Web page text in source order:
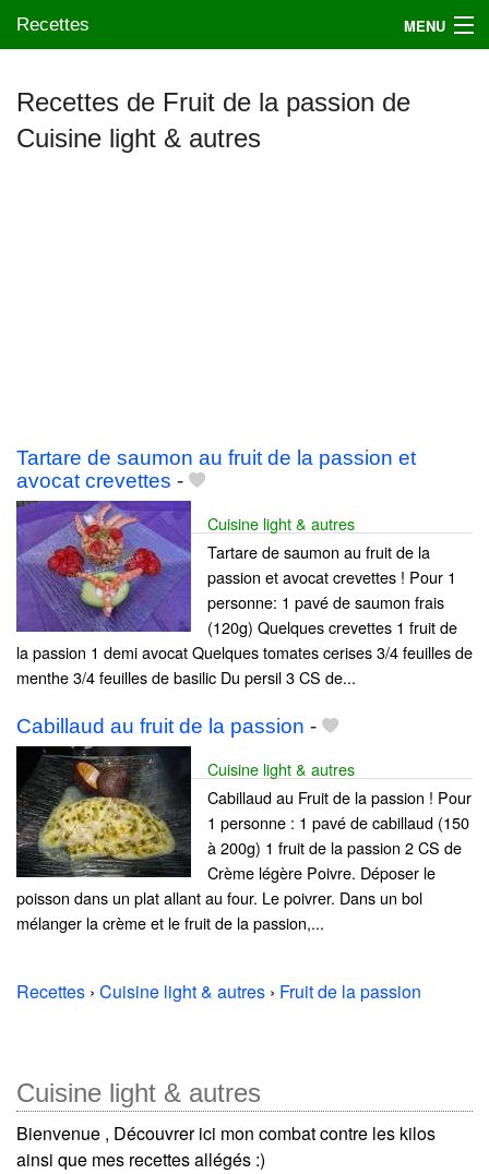
Recettes MENU
Mes blogs préférés
Recettes de Fruit de la passion de
Cuisine light & autres
Tartare de saumon au fruit de la passion et
avocat crevettes -
Cuisine light & autres
Tartare de saumon au fruit de la
passion et avocat crevettes ! Pour 1
personne: 1 pavé de saumon frais
(120g) Quelques crevettes 1 fruit de
la passion 1 demi avocat Quelques tomates cerises 3/4 feuilles de
menthe 3/4 feuilles de basilic Du persil 3 CS de...
Cabillaud au fruit de la passion -
Cuisine light & autres
Cabillaud au Fruit de la passion ! Pour
1 personne : 1 pavé de cabillaud (150
à 200g) 1 fruit de la passion 2 CS de
Crème légère Poivre. Déposer le
poisson dans un plat allant au four. Le poivrer. Dans un bol
mélanger la crème et le fruit de la passion,...
Recettes › Cuisine light & autres › Fruit de la passion
Cuisine light & autres
Bienvenue , Découvrer ici mon combat contre les kilos
ainsi que mes recettes allégés :)